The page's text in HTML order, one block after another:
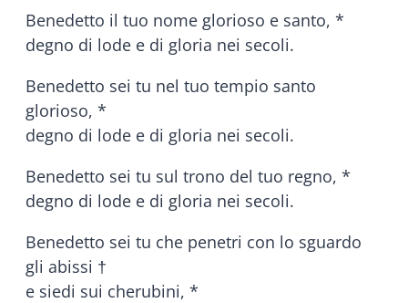
Benedetto il tuo nome glorioso e santo, *
degno di lode e di gloria nei secoli.
Benedetto sei tu nel tuo tempio santo
glorioso, *
degno di lode e di gloria nei secoli.
Benedetto sei tu sul trono del tuo regno, *
degno di lode e di gloria nei secoli.
Benedetto sei tu che penetri con lo sguardo
gli abissi †
e siedi sui cherubini, *